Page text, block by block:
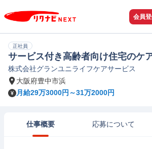
会員
正社員
サービス付き高齢者向け住宅のケ
株式会社グランユニライフケアサービス
大阪府豊中市浜
月給29万3000円～31万2000円
仕事概要 応募について